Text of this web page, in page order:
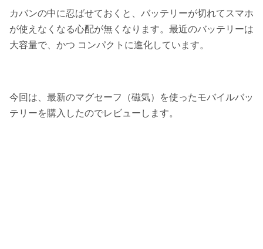
カバンの中に忍ばせておくと、バッテリーが切れてスマホ
が使えなくなる心配が無くなります。最近のバッテリーは
大容量で、かつ コンパクトに進化しています。
今回は、最新のマグセーフ（磁気）を使ったモバイルバッ
テリーを購入したのでレビューします。